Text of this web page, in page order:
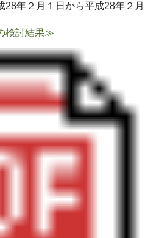
年２月１日から平成28年２月
検討結果≫